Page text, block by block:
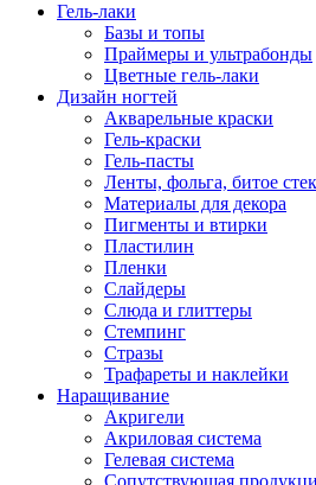
Гель-лаки
Базы и топы
Праймеры и ультрабонды
Цветные гель-лаки
Дизайн ногтей
Акварельные краски
Гель-краски
Гель-пасты
Ленты, фольга, битое
Материалы для декора
Пигменты и втирки
Пластилин
Пленки
Слайдеры
Слюда и глиттеры
Стемпинг
Стразы
Трафареты и наклейки
Наращивание
Акригели
Акриловая система
Гелевая система